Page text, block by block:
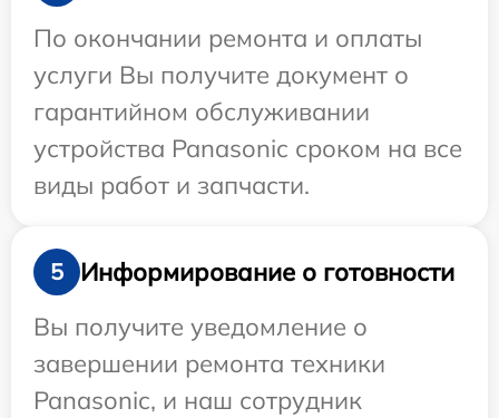
По окончании ремонта и оплаты
услуги Вы получите документ о
гарантийном обслуживании
устройства Panasonic сроком на все
виды работ и запчасти.
5
Информирование о готовности
Вы получите уведомление о
завершении ремонта техники
Panasonic, и наш сотрудник